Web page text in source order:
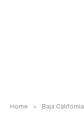
Home » Baja California